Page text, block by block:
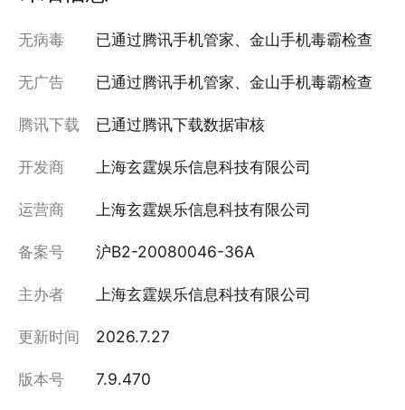
无病毒 已通过腾讯手机管家、金山手机毒霸检查
无广告 已通过腾讯手机管家、金山手机毒霸检查
腾讯下载 已通过腾讯下载数据审核
开发商 上海玄霆娱乐信息科技有限公司
运营商 上海玄霆娱乐信息科技有限公司
备案号 沪B2-20080046-36A
主办者 上海玄霆娱乐信息科技有限公司
更新时间 2026.7.27
版本号 7.9.470